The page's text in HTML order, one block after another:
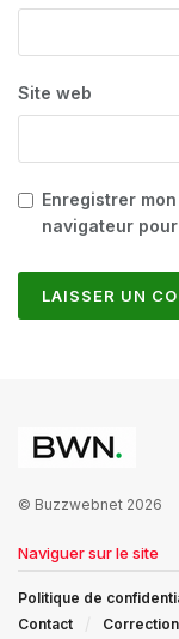
Site web
Enregistrer
navigateur
© Buzzwebnet 2026
Naviguer sur le site
Politique de
Contact